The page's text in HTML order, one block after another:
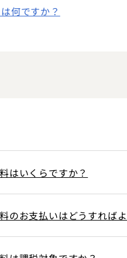
何ですか？
はいくらですか？
のお支払いはどうすれば